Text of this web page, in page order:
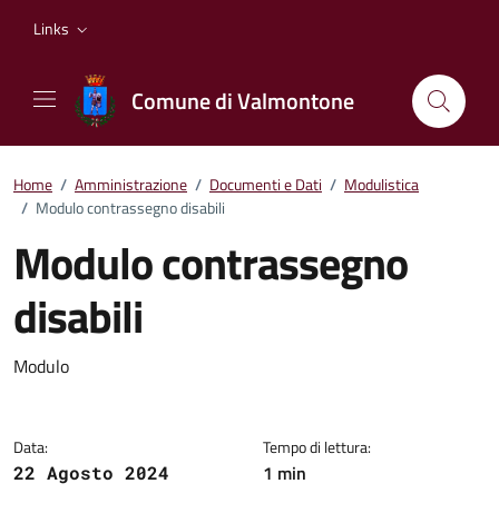
Links
Comune di Valmontone
Home / Amministrazione / Documenti e Dati / Modulistica
/ Modulo contrassegno disabili
Modulo contrassegno
disabili
Dettagli del documento
Modulo
Data:
22 Agosto 2024
Tempo di lettura:
1 min